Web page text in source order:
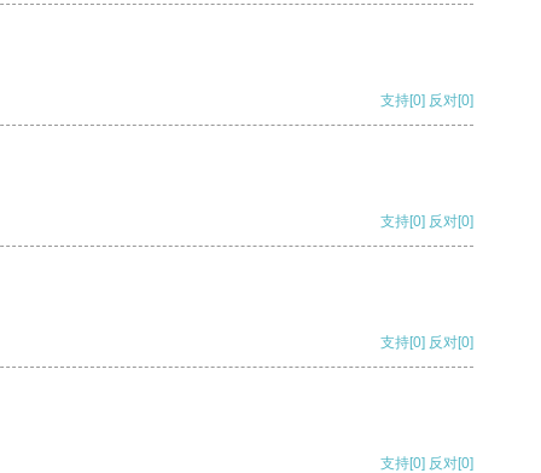
支持[0] 反对[0]
支持[0] 反对[0]
支持[0] 反对[0]
支持[0] 反对[0]